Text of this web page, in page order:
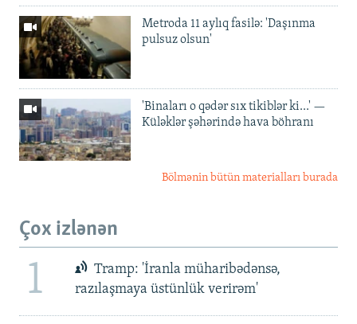
Metroda 11 aylıq fasilə: 'Daşınma
pulsuz olsun'
'Binaları o qədər sıx tikiblər ki...' —
Küləklər şəhərində hava böhranı
Bölmənin bütün materialları burada
Çox izlənən
1
Tramp: 'İranla müharibədənsə,
razılaşmaya üstünlük verirəm'